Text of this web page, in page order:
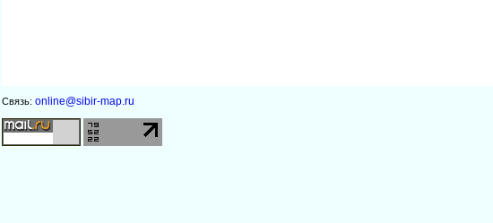
Связь: online@sibir-map.ru